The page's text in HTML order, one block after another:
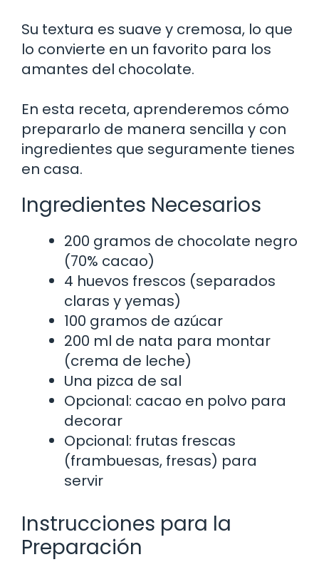
Su textura es suave y cremosa, lo que
lo convierte en un favorito para los
amantes del chocolate.
En esta receta, aprenderemos cómo
prepararlo de manera sencilla y con
ingredientes que seguramente tienes
en casa.
Ingredientes Necesarios
200 gramos de chocolate negro
(70% cacao)
4 huevos frescos (separados
claras y yemas)
100 gramos de azúcar
200 ml de nata para montar
(crema de leche)
Una pizca de sal
Opcional: cacao en polvo para
decorar
Opcional: frutas frescas
(frambuesas, fresas) para
servir
Instrucciones para la
Preparación